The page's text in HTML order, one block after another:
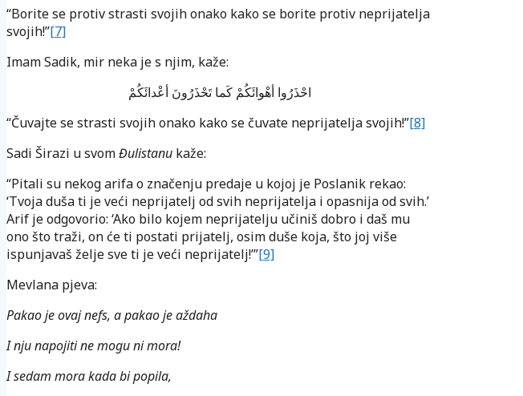
“Borite se protiv strasti svojih onako kako se borite protiv neprijatelja
svojih!”[7]
Imam Sadik, mir neka je s njim, kaže:
احْذَرُوا أهْوائَکُمْ کَما تَحْذَرُونَ أعْدائَکُمْ
“Čuvajte se strasti svojih onako kako se čuvate neprijatelja svojih!”[8]
Sadi Širazi u svomĐulistanu kaže:
“Pitali su nekog arifa o značenju predaje u kojoj je Poslanik rekao:
‘Tvoja duša ti je veći neprijatelj od svih neprijatelja i opasnija od svih.’
Arif je odgovorio: ‘Ako bilo kojem neprijatelju učiniš dobro i daš mu
ono što traži, on će ti postati prijatelj, osim duše koja, što joj više
ispunjavaš želje sve ti je veći neprijatelj!’”[9]
Mevlana pjeva:
Pakao je ovaj nefs, a pakao je aždaha
I nju napojiti ne mogu ni mora!
I sedam mora kada bi popila,